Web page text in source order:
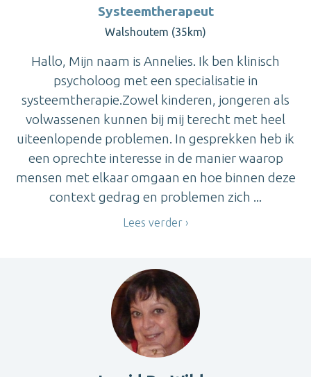
Systeemtherapeut
Walshoutem (35km)
Hallo, Mijn naam is Annelies. Ik ben klinisch
psycholoog met een specialisatie in
systeemtherapie.Zowel kinderen, jongeren als
volwassenen kunnen bij mij terecht met heel
uiteenlopende problemen. In gesprekken heb ik
een oprechte interesse in de manier waarop
mensen met elkaar omgaan en hoe binnen deze
context gedrag en problemen zich ...
Lees verder